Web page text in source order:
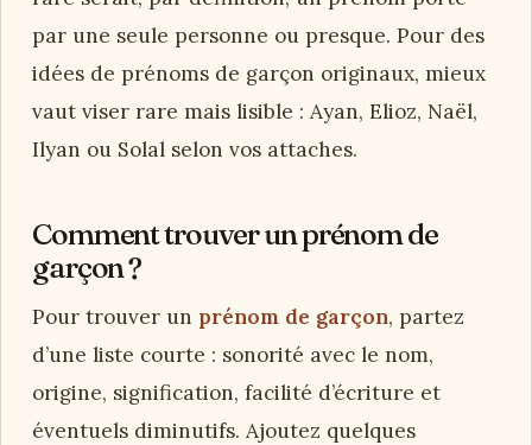
par une seule personne ou presque. Pour des
idées de prénoms de garçon originaux, mieux
vaut viser rare mais lisible : Ayan, Elioz, Naël,
Ilyan ou Solal selon vos attaches.
Comment trouver un prénom de
garçon ?
Pour trouver un prénom de garçon, partez
d’une liste courte : sonorité avec le nom,
origine, signification, facilité d’écriture et
éventuels diminutifs. Ajoutez quelques